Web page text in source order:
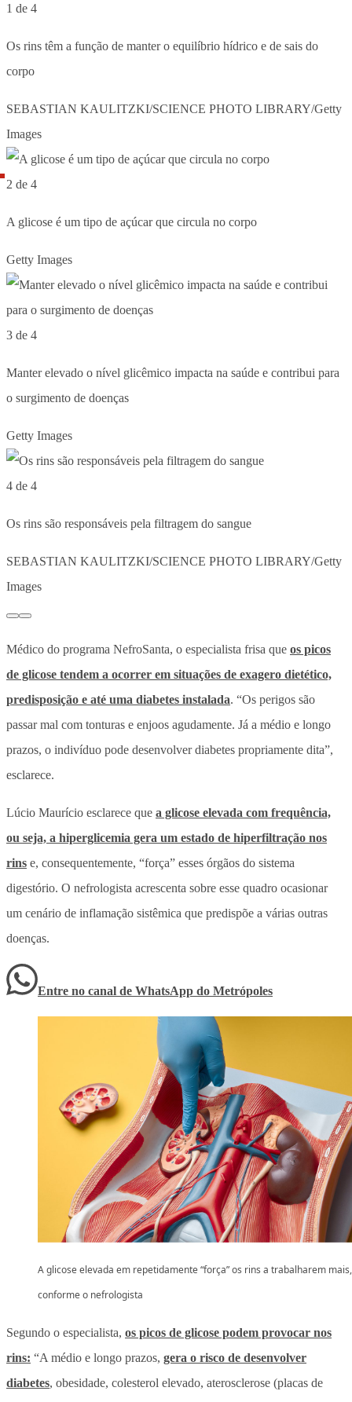
1 de 4
Os rins têm a função de manter o equilíbrio hídrico e de sais do
corpo
SEBASTIAN KAULITZKI/SCIENCE PHOTO LIBRARY/Getty
Images
2 de 4
A glicose é um tipo de açúcar que circula no corpo
Getty Images
3 de 4
Manter elevado o nível glicêmico impacta na saúde e contribui para
o surgimento de doenças
Getty Images
4 de 4
Os rins são responsáveis pela filtragem do sangue
SEBASTIAN KAULITZKI/SCIENCE PHOTO LIBRARY/Getty
Images
Médico do programa NefroSanta, o especialista frisa que os picos
de glicose tendem a ocorrer em situações de exagero dietético,
predisposição e até uma diabetes instalada. “Os perigos são
passar mal com tonturas e enjoos agudamente. Já a médio e longo
prazos, o indivíduo pode desenvolver diabetes propriamente dita”,
esclarece.
Lúcio Maurício esclarece que a glicose elevada com frequência,
ou seja, a hiperglicemia gera um estado de hiperfiltração nos
rins e, consequentemente, “força” esses órgãos do sistema
digestório. O nefrologista acrescenta sobre esse quadro ocasionar
um cenário de inflamação sistêmica que predispõe a várias outras
doenças.
Entre no canal de WhatsApp do Metrópoles
A glicose elevada em repetidamente “força” os rins a trabalharem mais,
conforme o nefrologista
Segundo o especialista, os picos de glicose podem provocar nos
rins: “A médio e longo prazos, gera o risco de desenvolver
diabetes, obesidade, colesterol elevado, aterosclerose (placas de